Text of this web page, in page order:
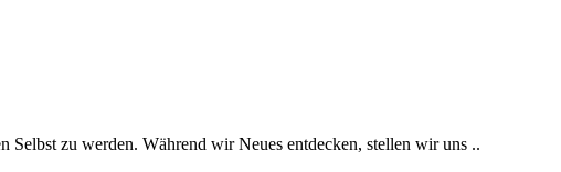
zu werden. Während wir Neues entdecken, stellen wir uns ..